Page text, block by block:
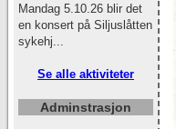
Mandag 5.10.26 blir det
en konsert på Siljuslåtten
sykehj...
Se alle aktiviteter
Adminstrasjon